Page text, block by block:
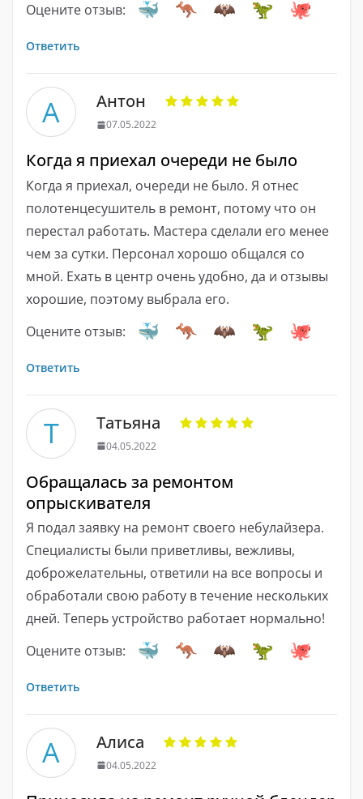
Оцените отзыв:
Ответить
А Антон
07.05.2022
Когда я приехал очереди не было
Когда я приехал, очереди не было. Я отнес
полотенцесушитель в ремонт, потому что он
перестал работать. Мастера сделали его менее
чем за сутки. Персонал хорошо общался со
мной. Ехать в центр очень удобно, да и отзывы
хорошие, поэтому выбрала его.
Оцените отзыв:
Ответить
Т Татьяна
04.05.2022
Обращалась за ремонтом
опрыскивателя
Я подал заявку на ремонт своего небулайзера.
Специалисты были приветливы, вежливы,
доброжелательны, ответили на все вопросы и
обработали свою работу в течение нескольких
дней. Теперь устройство работает нормально!
Оцените отзыв:
Ответить
А Алиса
04.05.2022